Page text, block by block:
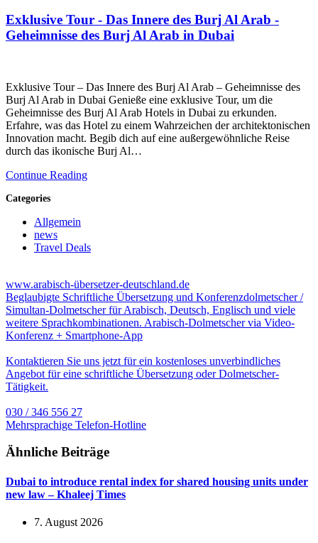
Exklusive Tour - Das Innere des Burj Al Arab -
Geheimnisse des Burj Al Arab in Dubai
Exklusive Tour – Das Innere des Burj Al Arab – Geheimnisse des
Burj Al Arab in Dubai Genieße eine exklusive Tour, um die
Geheimnisse des Burj Al Arab Hotels in Dubai zu erkunden.
Erfahre, was das Hotel zu einem Wahrzeichen der architektonischen
Innovation macht. Begib dich auf eine außergewöhnliche Reise
durch das ikonische Burj Al…
Continue Reading
Categories
Allgemein
news
Travel Deals
www.arabisch-übersetzer-deutschland.de
Beglaubigte Schriftliche Übersetzung und Konferenzdolmetscher /
Simultan-Dolmetscher für Arabisch, Deutsch, Englisch und viele
weitere Sprachkombinationen. Arabisch-Dolmetscher via Video-
Konferenz + Smartphone-App
Kontaktieren Sie uns jetzt für ein kostenloses unverbindliches
Angebot für eine schriftliche Übersetzung oder Dolmetscher-
Tätigkeit.
030 / 346 556 27
Mehrsprachige Telefon-Hotline
Ähnliche Beiträge
Dubai to introduce rental index for shared housing units under
new law – Khaleej Times
7. August 2026